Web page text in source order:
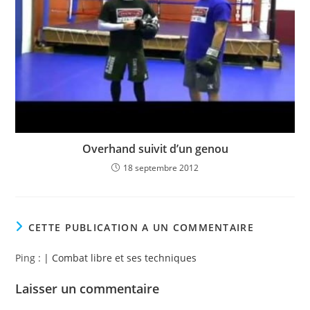
Overhand suivit d’un genou
18 septembre 2012
CETTE PUBLICATION A UN COMMENTAIRE
Ping : | Combat libre et ses techniques
Laisser un commentaire